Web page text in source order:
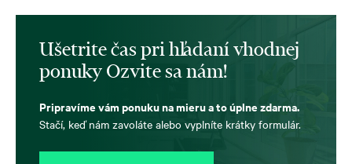
Ušetrite čas pri hľadaní vhodnej
ponuky Ozvite sa nám!
Pripravíme vám ponuku na mieru a to úplne zdarma.
Stačí, keď nám zavoláte alebo vyplníte krátky formulár.